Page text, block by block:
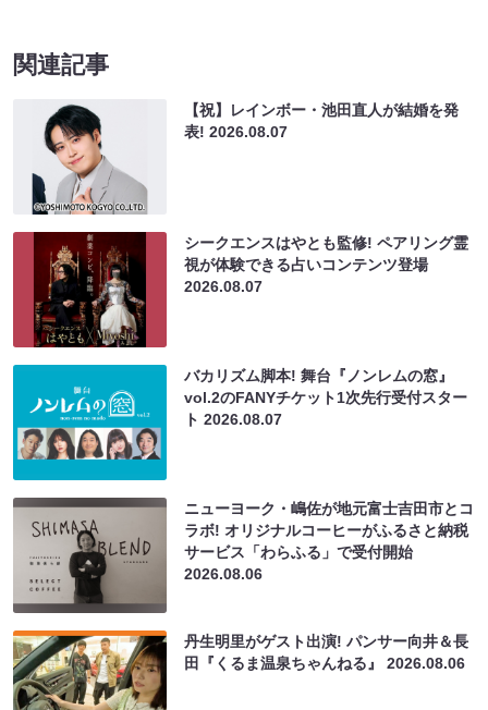
関連記事
【祝】レインボー・池田直人が結婚を発
表!2026.08.07
シークエンスはやとも監修! ペアリング霊
視が体験できる占いコンテンツ登場
2026.08.07
バカリズム脚本! 舞台『ノンレムの窓』
vol.2のFANYチケット1次先行受付スター
ト2026.08.07
ニューヨーク・嶋佐が地元富士吉田市とコ
ラボ! オリジナルコーヒーがふるさと納税
サービス「わらふる」で受付開始
2026.08.06
丹生明里がゲスト出演! パンサー向井＆長
田『くるま温泉ちゃんねる』2026.08.06